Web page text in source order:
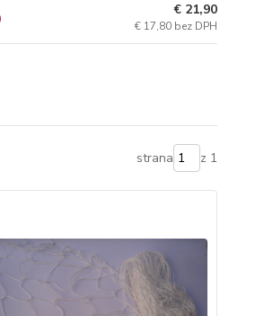
€ 21,90
€ 17,80 bez DPH
strana z 1